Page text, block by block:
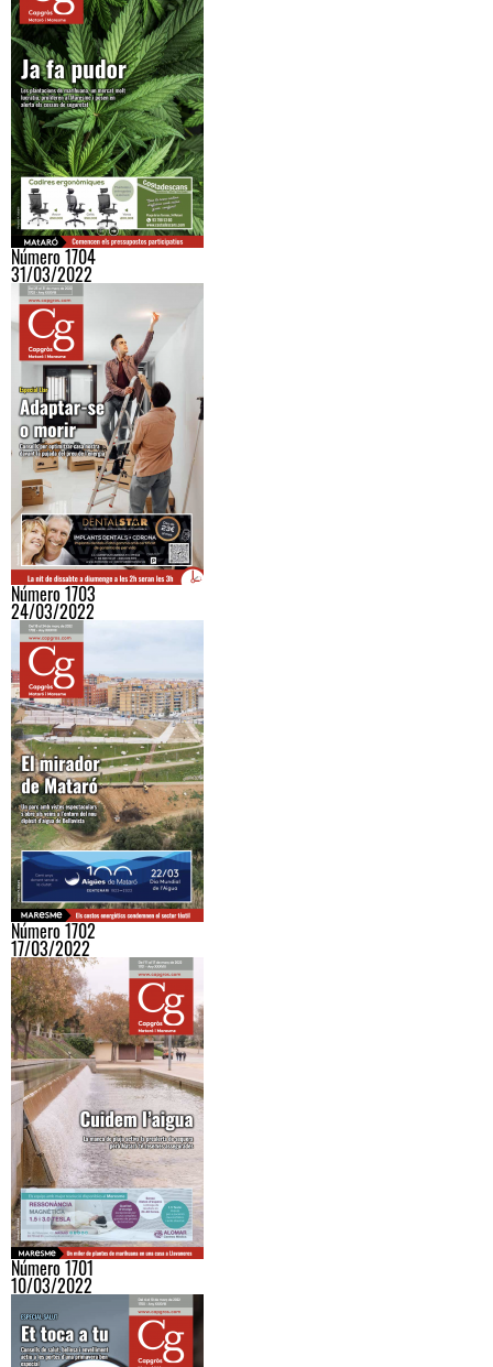
Número 1704
31/03/2022
Número 1703
24/03/2022
Número 1702
17/03/2022
Número 1701
10/03/2022